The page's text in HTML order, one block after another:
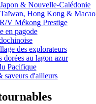
& Nouvelle-Calédonie
Hong Kong & Macao
V Mékong Prestige
en pagode
des explorateurs
dorées au lagon azur
Pacifique
saveurs d'ailleurs